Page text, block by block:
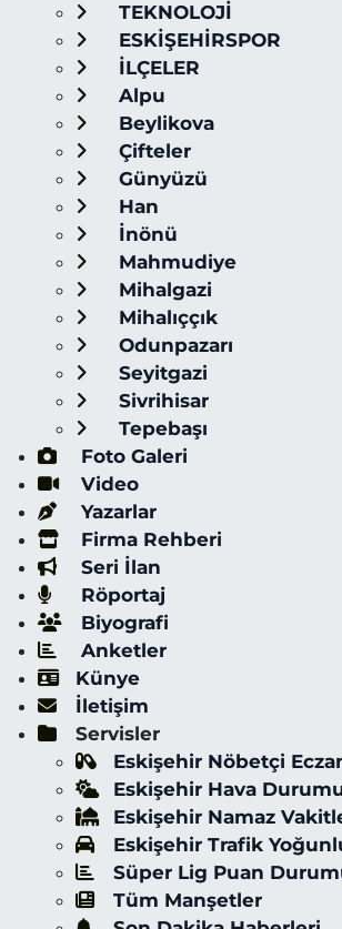
TEKNOLOJİ
ESKİŞEHİRSPOR
İLÇELER
Alpu
Beylikova
Çifteler
Günyüzü
Han
İnönü
Mahmudiye
Mihalgazi
Mihalıççık
Odunpazarı
Seyitgazi
Sivrihisar
Tepebaşı
Foto Galeri
Video
Yazarlar
Firma Rehberi
Seri İlan
Röportaj
Biyografi
Anketler
Künye
İletişim
Servisler
Eskişehir Nöbetçi
Eskişehir Hava
Eskişehir Namaz
Eskişehir Trafik
Süper Lig Puan
Tüm Manşetler